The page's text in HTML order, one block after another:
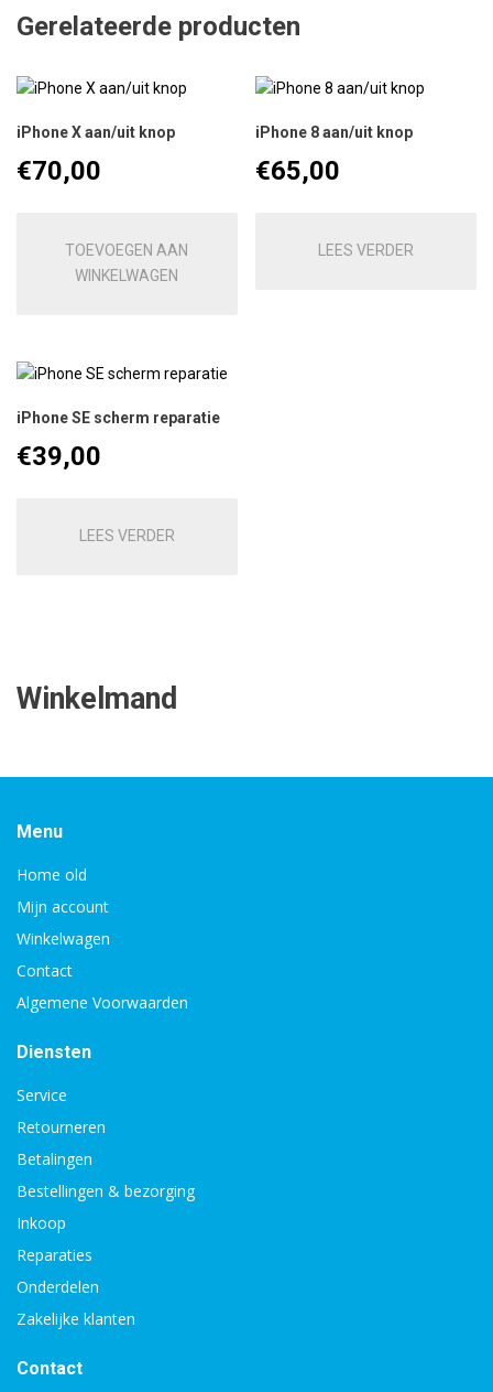
Gerelateerde producten
iPhone X aan/uit knop
€70,00
TOEVOEGEN AAN
WINKELWAGEN
iPhone 8 aan/uit knop
€65,00
LEES VERDER
iPhone SE scherm reparatie
€39,00
LEES VERDER
Winkelmand
Menu
Home old
Mijn account
Winkelwagen
Contact
Algemene Voorwaarden
Diensten
Service
Retourneren
Betalingen
Bestellingen & bezorging
Inkoop
Reparaties
Onderdelen
Zakelijke klanten
Contact